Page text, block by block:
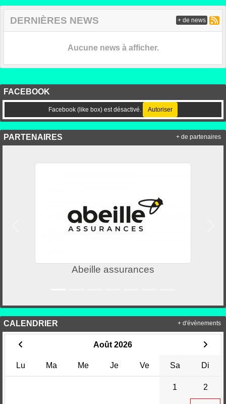
DERNIÈRES NEWS
Aucune news à afficher.
+ de news
FACEBOOK
Facebook (like box) est désactivé. Autoriser
PARTENAIRES
Abeille assurances
+ de partenaires
CALENDRIER
Août 2026
Lu Ma Me Je Ve Sa Di
1 2
+ d'évènements